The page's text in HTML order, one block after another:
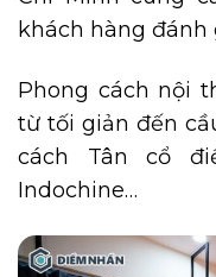
khách hàng đánh
Phong cách nội
từ tối giản đến
cách Tân cổ
Indochine…